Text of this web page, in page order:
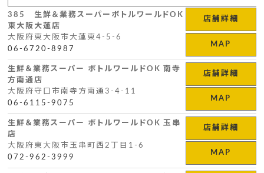
385 生鮮＆業務スーパーボトルワールドOK
東大阪大蓮店
大阪府東大阪市大蓮東4-5-6
06-6720-8987
店舗詳細
MAP
生鮮＆業務スーパー ボトルワールドOK 南寺
方南通店
大阪府守口市南寺方南通3-4-11
06-6115-9075
店舗詳細
MAP
生鮮＆業務スーパー ボトルワールドOK 玉串
店
大阪府東大阪市玉串町西2丁目1-6
072-962-3999
店舗詳細
MAP